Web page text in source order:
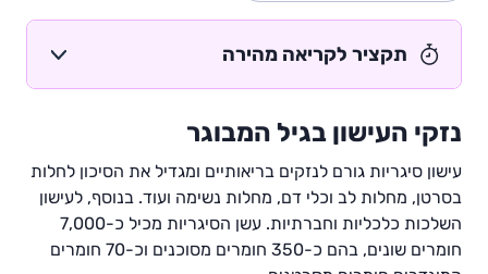
תקציר לקריאה מהירה
נזקי העישון בגיל המבוגר
עישון סיגריות גורם לנזקים בריאותיים ומגדיל את הסיכון לחלות
בסרטן, מחלות לב וכלי דם, מחלות נשימה ועוד. בנוסף, לעישון
השלכות כלכליות וחברתיות. עשן הסיגריות מכיל כ-7,000
חומרים שונים, בהם כ-350 חומרים מסוכנים וכ-70 חומרים